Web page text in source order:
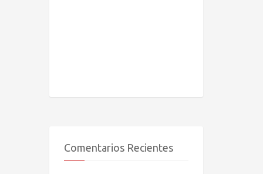
Comentarios Recientes